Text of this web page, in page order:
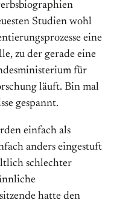
Studien wohl
eine
zu der gerade eine
für
läuft. Bin mal
gespannt.
einfach als
anders eingestuft
schlechter
hatte den